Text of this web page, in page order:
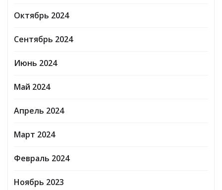
Октябрь 2024
Сентябрь 2024
Июнь 2024
Май 2024
Апрель 2024
Март 2024
Февраль 2024
Ноябрь 2023